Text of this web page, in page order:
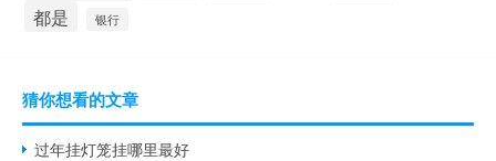
都是 银行
猜你想看的文章
过年挂灯笼挂哪里最好